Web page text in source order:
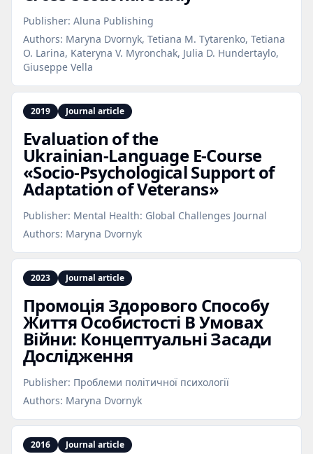
Publisher: Aluna Publishing
Authors: Maryna Dvornyk, Tetiana M. Tytarenko, Tetiana
O. Larina, Kateryna V. Myronchak, Julia D. Hundertaylo,
Giuseppe Vella
2019 Journal article
Evaluation of the
Ukrainian‑Language E‑Course
«Socio‑Psychological Support of
Adaptation of Veterans»
Publisher: Mental Health: Global Challenges Journal
Authors: Maryna Dvornyk
2023 Journal article
Промоція Здорового Способу
Життя Особистості В Умовах
Війни: Концептуальні Засади
Дослідження
Publisher: Проблеми політичної психології
Authors: Maryna Dvornyk
2016 Journal article